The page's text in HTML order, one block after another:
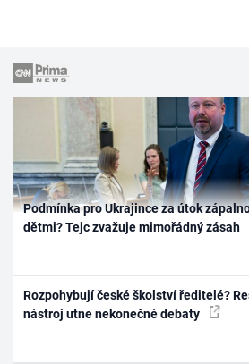
Podmínka pro Ukrajince za útok
dětmi? Tejc zvažuje mimořádný zásah
Rozpohybují české školství ředitelé?
nástroj utne nekonečné debaty